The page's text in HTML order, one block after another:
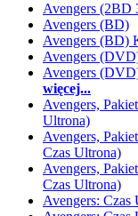
Avengers (2BD
Avengers (BD)
Avengers (BD)
Avengers
Avengers
więcej...
Avengers,
Ultrona)
Avengers,
Czas Ultrona)
Avengers,
Czas Ultrona)
Avengers: Czas